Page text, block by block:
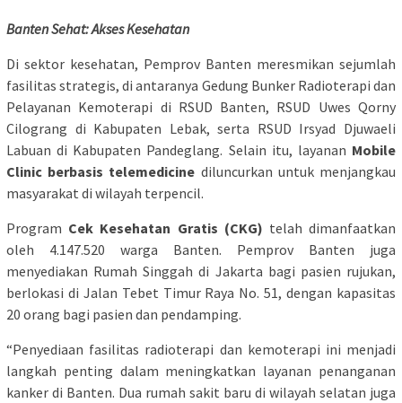
Banten Sehat: Akses Kesehatan
Di sektor kesehatan, Pemprov Banten meresmikan sejumlah
fasilitas strategis, di antaranya Gedung Bunker Radioterapi dan
Pelayanan Kemoterapi di RSUD Banten, RSUD Uwes Qorny
Cilograng di Kabupaten Lebak, serta RSUD Irsyad Djuwaeli
Labuan di Kabupaten Pandeglang. Selain itu, layanan Mobile
Clinic berbasis telemedicine diluncurkan untuk menjangkau
masyarakat di wilayah terpencil.
Program Cek Kesehatan Gratis (CKG) telah dimanfaatkan
oleh 4.147.520 warga Banten. Pemprov Banten juga
menyediakan Rumah Singgah di Jakarta bagi pasien rujukan,
berlokasi di Jalan Tebet Timur Raya No. 51, dengan kapasitas
20 orang bagi pasien dan pendamping.
“Penyediaan fasilitas radioterapi dan kemoterapi ini menjadi
langkah penting dalam meningkatkan layanan penanganan
kanker di Banten. Dua rumah sakit baru di wilayah selatan juga